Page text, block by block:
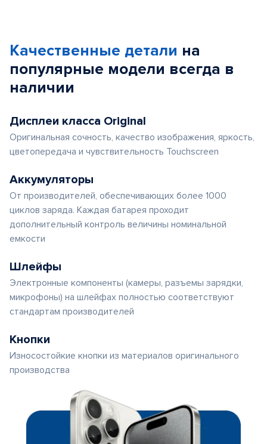
Качественные детали на
популярные модели всегда в
наличии
Дисплеи класса Original
Оригинальная сочность, качество изображения, яркость,
цветопередача и чувствительность Touchscreen
Аккумуляторы
От производителей, обеспечивающих более 1000
циклов заряда. Каждая батарея проходит
дополнительный контроль величины номинальной
емкости
Шлейфы
Электронные компоненты (камеры, разъемы зарядки,
микрофоны) на шлейфах полностью соответствуют
стандартам производителей
Кнопки
Износостойкие кнопки из материалов оригинального
производства